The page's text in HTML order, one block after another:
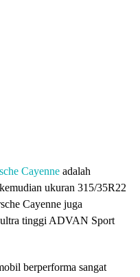
Cayenne adalah
ukuran 315/35R22
Cayenne juga
ultra tinggi ADVAN Sport
berperforma sangat